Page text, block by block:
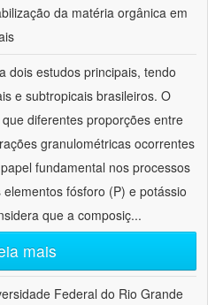
da matéria orgânica em
dois estudos principais, tendo
e subtropicais brasileiros. O
diferentes proporções entre
granulométricas ocorrentes
fundamental nos processos
fósforo (P) e potássio
que a composiç...
mais
Federal do Rio Grande